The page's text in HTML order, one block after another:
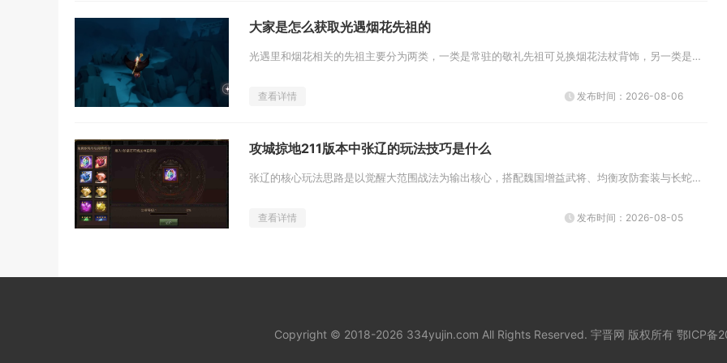
大家是怎么获取光遇烟花先祖的
光遇里和烟花相关的先祖主要分为两类，一类是常驻的敬礼先祖可兑换烟花法杖背饰，另一类是霞谷指尖烟花旅行先祖可解锁烟花动作，...
查看详情 发布时间：2026-08-06
攻城掠地211版本中张辽的玩法技巧是什么
张辽的核心玩法思路是以觉醒大范围战法为输出核心，搭配魏国增益武将、均衡攻防套装与长蛇阵实现副本、国战双向适配，依靠精准战...
查看详情 发布时间：2026-08-05
Copyright © 2018-2026 334yujin.com All Rights Reserved. 宇晋网 版权所有 鄂ICP备